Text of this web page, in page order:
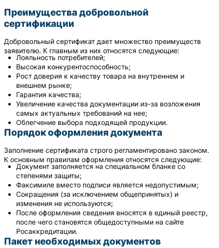
Преимущества добровольной
сертификации
Добровольный сертификат дает множество преимуществ
заявителю. К главным из них относятся следующие:
Лояльность потребителей;
Высокая конкурентоспособность;
Рост доверия к качеству товара на внутреннем и
внешнем рынке;
Гарантия качества;
Увеличение качества документации из-за возложения
самых актуальных требований на нее;
Облегчение выбора подходящей продукции.
Порядок оформления документа
Заполнение сертификата строго регламентировано законом.
К основным правилам оформления относятся следующие:
Документ заполняется на специальном бланке со
степенями защиты;
Факсимиле вместо подписи является недопустимым;
Сокращения (за исключением общепринятых) и
изменения не используются;
После оформления сведения вносятся в единый реестр,
после чего становятся общедоступными на сайте
Росаккредитации.
Пакет необходимых документов